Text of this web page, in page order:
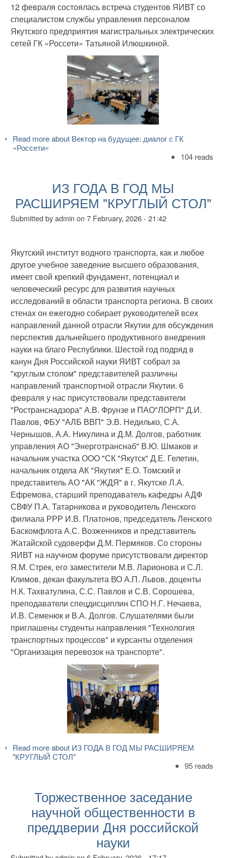
12 февраля состоялась встреча студентов ЯИВТ со
специалистом службы управления персоналом
Якутского предприятия магистральных электрических
сетей ГК «Россети» Татьяной Илюшкиной.
Read moreabout Вектор на будущее: диалог с ГК
«Россети»
104 reads
ИЗ ГОДА В ГОД МЫ
РАСШИРЯЕМ "КРУГЛЫЙ СТОЛ"
Submitted byadmin on 7 February, 2026 - 21:42
Якутский институт водного транспорта, как и любое
другое учебное заведение высшего образования,
имеет свой крепкий фундамент, потенциал и
человеческий ресурс для развития научных
исследований в области транспорта региона. В своих
стенах он ежегодно собирает руководителей всех
направлений данной отрасли Якутии для обсуждения
перспектив дальнейшего продуктивного внедрения
науки на благо Республики. Шестой год подряд в
канун Дня Российской науки ЯИВТ собрал за
"круглым столом" представителей различны
направлений транспортной отрасли Якутии. 6
февраля у нас присутствовали представители
"Ространснадзора" А.В. Фрунзе и ПАО"ЛОРП" Д.И.
Павлов, ФБУ "АЛБ ВВП" Э.В. Недилько, С.А.
Чернышов, А.А. Никулина и Д.М. Долгов, работник
управления АО "Энерготранснаб" В.Ю. Шмаков и
начальник участка ООО "СК "Якутск" Д.Е. Гелетин,
начальник отдела АК "Якутия" Е.О. Томский и
представитель АО "АК "ЖДЯ" в г. Якутске Л.А.
Ефремова, старший преподаватель кафедры АДФ
СВФУ П.А. Татарникова и руководитель Ленского
филиала РРР И.В. Платонов, председатель Ленского
Баскомфлота А.С. Возженников и представитель
Жатайской судоверфи Д.М. Пермяков. Со стороны
ЯИВТ на научном форуме присутствовали директор
Я.М. Стрек, его заместители М.В. Ларионова и С.Л.
Климов, декан факультета ВО А.П. Львов, доценты
Н.К. Тахватулина, С.С. Павлов и С.В. Сорошева,
преподаватели спецдисциплин СПО Н.Г. Нечаева,
И.В. Семенюк и В.А. Долгов. Слушателями были
приглашены студенты направления "Технология
транспортных процессов" и курсанты отделения
"Организация перевозок на транспорте".
Read moreabout ИЗ ГОДА В ГОД МЫ РАСШИРЯЕМ
"КРУГЛЫЙ СТОЛ"
95 reads
Торжественное заседание
научной общественности в
преддверии Дня российской
науки